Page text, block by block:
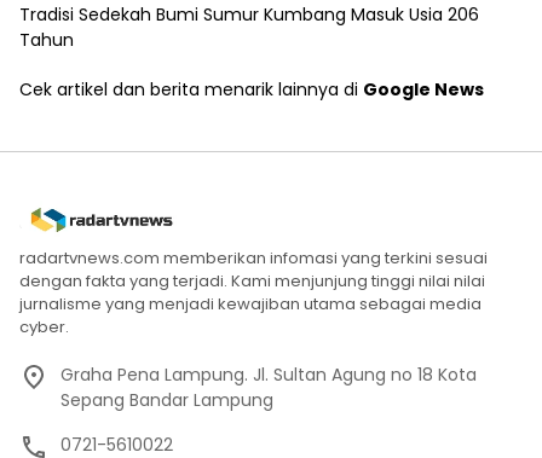
Tradisi Sedekah Bumi Sumur Kumbang Masuk Usia 206
Tahun
Cek artikel dan berita menarik lainnya di Google News
radartvnews.com memberikan infomasi yang terkini sesuai
dengan fakta yang terjadi. Kami menjunjung tinggi nilai nilai
jurnalisme yang menjadi kewajiban utama sebagai media
cyber.
Graha Pena Lampung. Jl. Sultan Agung no 18 Kota
Sepang Bandar Lampung
0721-5610022